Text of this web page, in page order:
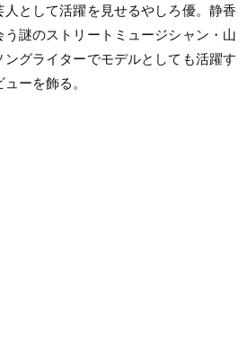
として活躍を見せるやしろ優。静香
謎のストリートミュージシャン・山
グライターでモデルとしても活躍す
ーを飾る。